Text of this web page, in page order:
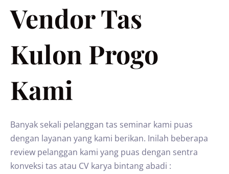
Vendor Tas
Kulon Progo
Kami
Banyak sekali pelanggan tas seminar kami puas
dengan layanan yang kami berikan. Inilah beberapa
review pelanggan kami yang puas dengan sentra
konveksi tas atau CV karya bintang abadi :